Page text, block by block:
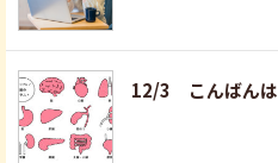
12/3 こんばんは